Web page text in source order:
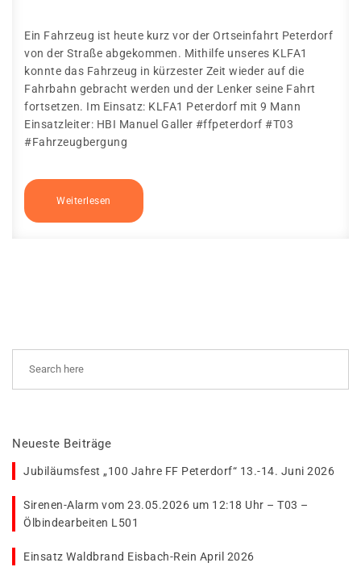
Ein Fahrzeug ist heute kurz vor der Ortseinfahrt Peterdorf
von der Straße abgekommen. Mithilfe unseres KLFA1
konnte das Fahrzeug in kürzester Zeit wieder auf die
Fahrbahn gebracht werden und der Lenker seine Fahrt
fortsetzen. Im Einsatz: KLFA1 Peterdorf mit 9 Mann
Einsatzleiter: HBI Manuel Galler #ffpeterdorf #T03
#Fahrzeugbergung
Weiterlesen
Neueste Beiträge
Jubiläumsfest „100 Jahre FF Peterdorf“ 13.-14. Juni 2026
Sirenen-Alarm vom 23.05.2026 um 12:18 Uhr – T03 –
Ölbindearbeiten L501
Einsatz Waldbrand Eisbach-Rein April 2026